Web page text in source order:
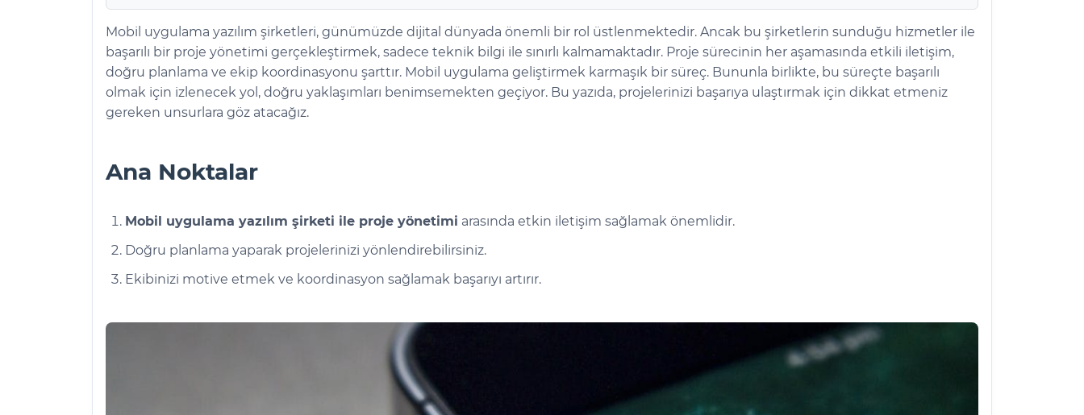
Mobil uygulama yazılım şirketleri, günümüzde dijital dünyada önemli bir rol üstlenmektedir. Ancak bu şirketlerin sunduğu hizmetler ile
başarılı bir proje yönetimi gerçekleştirmek, sadece teknik bilgi ile sınırlı kalmamaktadır. Proje sürecinin her aşamasında etkili iletişim,
doğru planlama ve ekip koordinasyonu şarttır. Mobil uygulama geliştirmek karmaşık bir süreç. Bununla birlikte, bu süreçte başarılı
olmak için izlenecek yol, doğru yaklaşımları benimsemekten geçiyor. Bu yazıda, projelerinizi başarıya ulaştırmak için dikkat etmeniz
gereken unsurlara göz atacağız.
Ana Noktalar
Mobil uygulama yazılım şirketi ile proje yönetimi arasında etkin iletişim sağlamak önemlidir.
Doğru planlama yaparak projelerinizi yönlendirebilirsiniz.
Ekibinizi motive etmek ve koordinasyon sağlamak başarıyı artırır.